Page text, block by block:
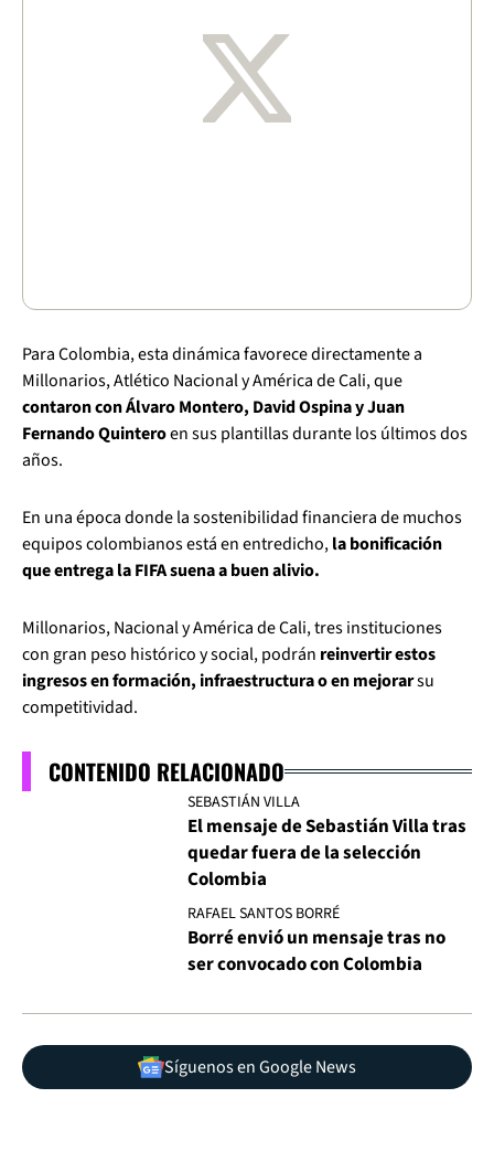
Para Colombia, esta dinámica favorece directamente a
Millonarios, Atlético Nacional y América de Cali, que
contaron con Álvaro Montero, David Ospina y Juan
Fernando Quinteroen sus plantillas durante los últimos dos
años.
En una época donde la sostenibilidad financiera de muchos
equipos colombianos está en entredicho,la bonificación
que entrega la FIFA suena a buen alivio.
Millonarios, Nacional y América de Cali, tres instituciones
con gran peso histórico y social, podrán reinvertir estos
ingresos en formación, infraestructura o en mejorarsu
competitividad.
CONTENIDO RELACIONADO
SEBASTIÁN VILLA
El mensaje de Sebastián Villa tras
quedar fuera de la selección
Colombia
RAFAEL SANTOS BORRÉ
Borré envió un mensaje tras no
ser convocado con Colombia
Síguenos en Google News